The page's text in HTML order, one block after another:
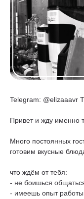
Telegram: @elizaaavr
Привет и жду именно
Много постоянных
готовим вкусные
что ждём от тебя:
- не боишься
- имеешь опыт